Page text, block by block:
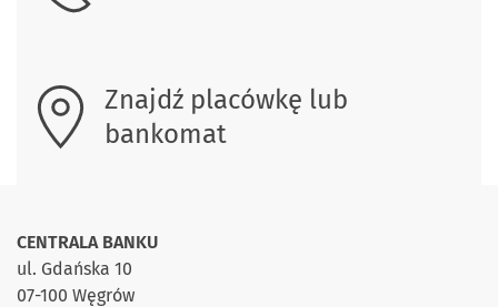
Znajdź placówkę lub
bankomat
CENTRALA BANKU
ul. Gdańska 10
07-100 Węgrów